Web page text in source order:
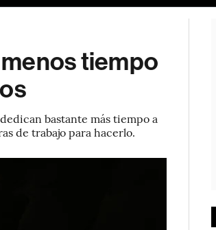
tiempo
bastante más tiempo a
de trabajo para hacerlo.